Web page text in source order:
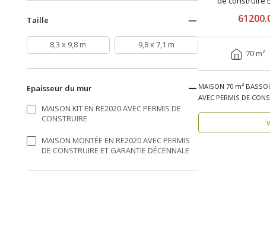
Taille
8,3 x 9,8 m 9,8 x 7,1 m
Epaisseur du mur
MAISON KIT EN RE2020 AVEC PERMIS DE
CONSTRUIRE
MAISON MONTÉE EN RE2020 AVEC PERMIS
DE CONSTRUIRE ET GARANTIE DÉCENNALE
70 m²
MAISON 70 m²
AVEC PERMIS DE